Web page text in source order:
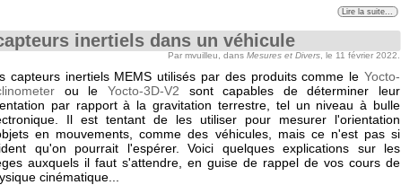
Lire la suite...
inertiels dans un véhicule
Par mvuilleu, dans Mesures et Divers , le 11 février 2022.
capteurs inertiels MEMS utilisés par des produits comme le Yocto-
ou le Yocto-3D-V2 sont capables de déterminer leur
par rapport à la gravitation terrestre, tel un niveau à bulle
Il est tentant de les utiliser pour mesurer l'orientation
en mouvements, comme des véhicules, mais ce n'est pas si
qu'on pourrait l'espérer. Voici quelques explications sur les
auxquels il faut s'attendre, en guise de rappel de vos cours de
cinématique...